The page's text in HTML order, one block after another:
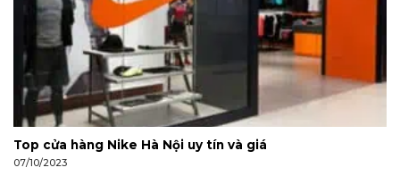
Top cửa hàng Nike Hà Nội uy tín và giá
07/10/2023